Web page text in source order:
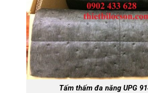
Tấm thấm đa năng UPG